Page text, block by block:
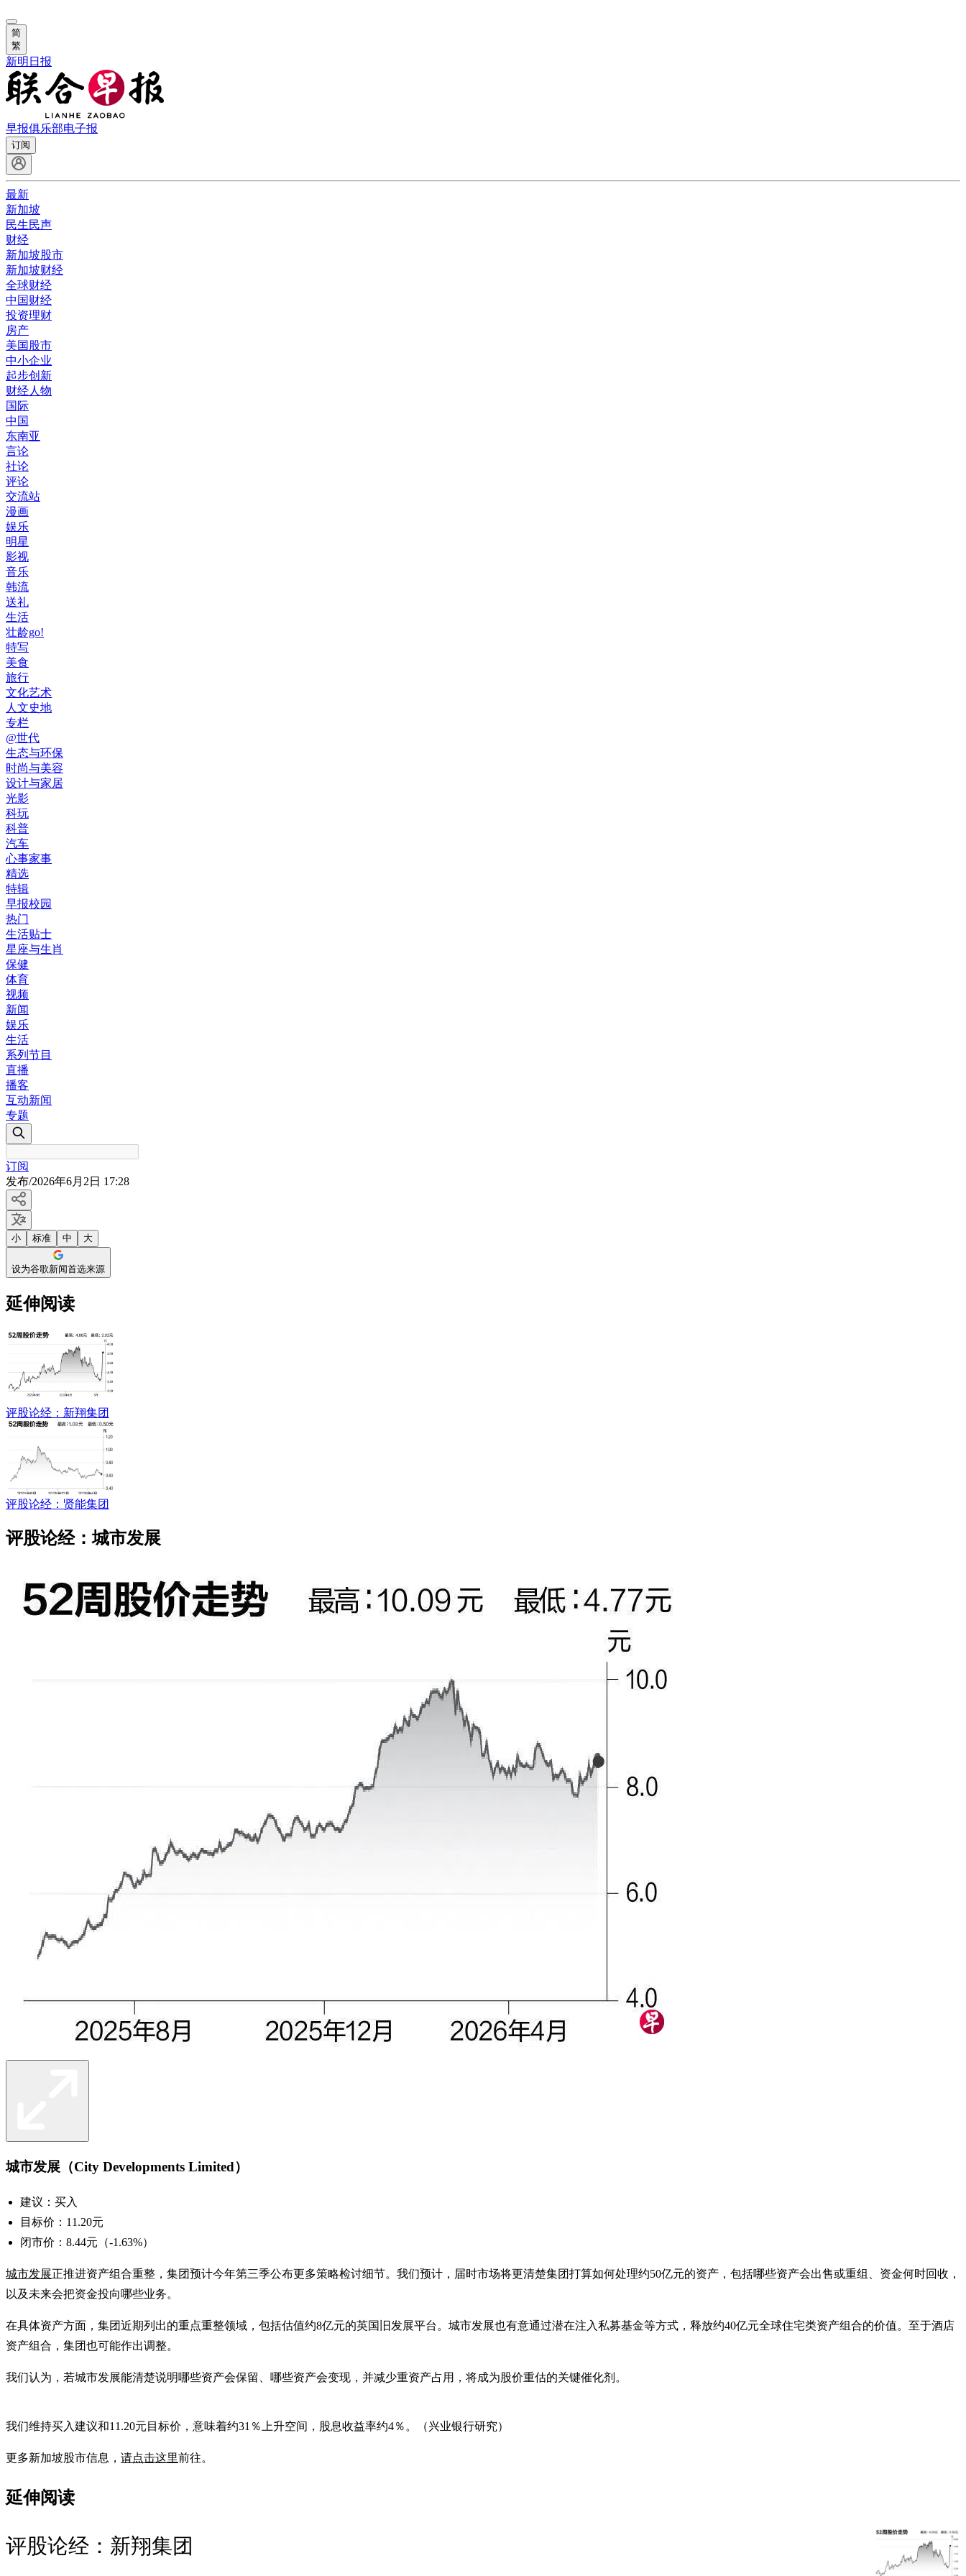
简
繁
新明日报
早报俱乐部电子报
订阅
最新
新加坡
民生民声
财经
新加坡股市
新加坡财经
全球财经
中国财经
投资理财
房产
美国股市
中小企业
起步创新
财经人物
国际
中国
东南亚
言论
社论
评论
交流站
漫画
娱乐
明星
影视
音乐
韩流
送礼
生活
壮龄go!
特写
美食
旅行
文化艺术
人文史地
专栏
@世代
生态与环保
时尚与美容
设计与家居
光影
科玩
科普
汽车
心事家事
精选
特辑
早报校园
热门
生活贴士
星座与生肖
保健
体育
视频
新闻
娱乐
生活
系列节目
直播
播客
互动新闻
专题
订阅
发布/2026年6月2日 17:28
小 标准 中 大
设为谷歌新闻首选来源
延伸阅读
评股论经：新翔集团
评股论经：贤能集团
评股论经：城市发展
城市发展（City Developments Limited）
建议：买入
目标价：11.20元
闭市价：8.44元（-1.63%）
城市发展正推进资产组合重整，集团预计今年第三季公布更多策略检讨细节。我们预计，届时市场将更清楚集团打算如何处理约50亿元的资产，包括哪些资产会出售或重组、资金何时回收，
以及未来会把资金投向哪些业务。
在具体资产方面，集团近期列出的重点重整领域，包括估值约8亿元的英国旧发展平台。城市发展也有意通过潜在注入私募基金等方式，释放约40亿元全球住宅类资产组合的价值。至于酒店
资产组合，集团也可能作出调整。
我们认为，若城市发展能清楚说明哪些资产会保留、哪些资产会变现，并减少重资产占用，将成为股价重估的关键催化剂。
我们维持买入建议和11.20元目标价，意味着约31％上升空间，股息收益率约4％。（兴业银行研究）
更多新加坡股市信息， 请点击这里前往。
延伸阅读
评股论经：新翔集团